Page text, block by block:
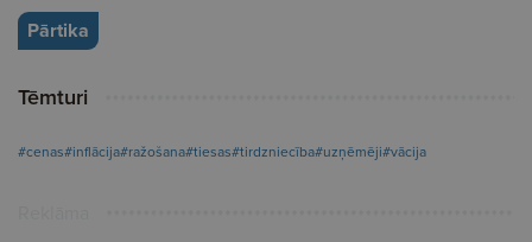
Pārtika
Tēmturi
#cenas#inflācija#ražošana#tiesas#tirdzniecība#uzņēmēji#vācija